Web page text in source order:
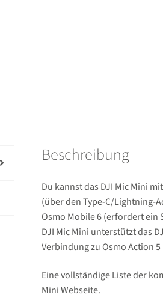
Beschreibung
Du kannst das DJI Mic Mini
(über den Type-C/Lightning-
Osmo Mobile 6 (erfordert ein
DJI Mic Mini unterstützt das
Verbindung zu Osmo Action
Eine vollständige Liste der
Mini Webseite.